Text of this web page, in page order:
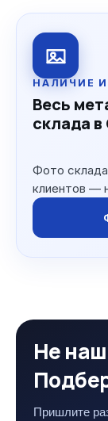
НАЛИЧИЕ
Весь
склада
Фото
клиентов —
Не
Пришлите